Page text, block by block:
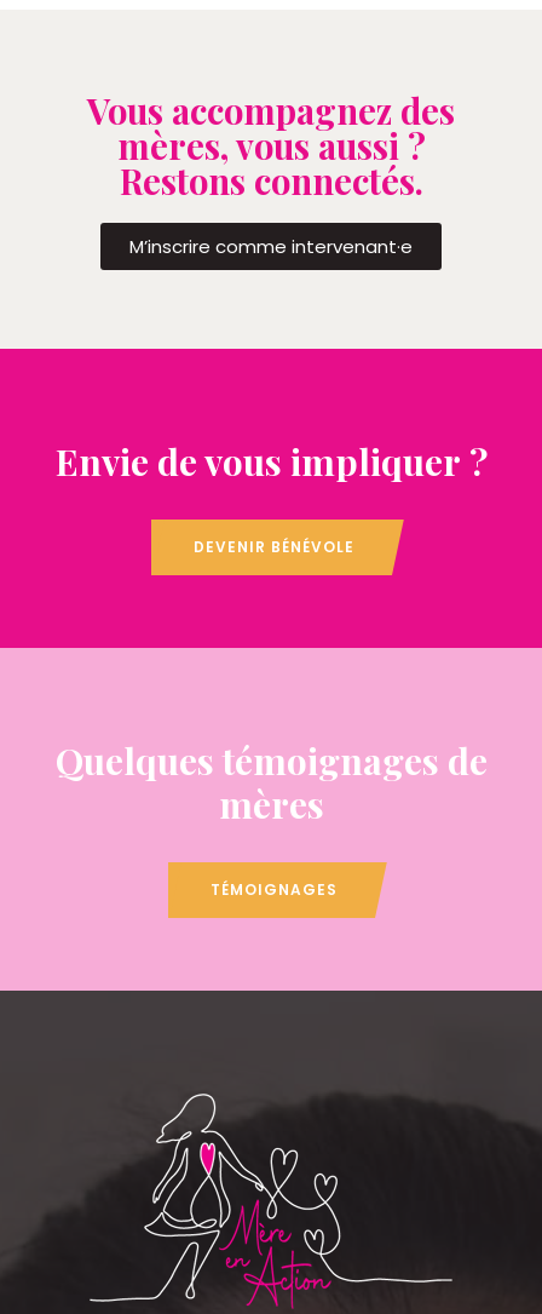
Vous accompagnez des
mères, vous aussi ?
Restons connectés.
M’inscrire comme intervenant·e
Envie de vous impliquer ?
DEVENIR BÉNÉVOLE
Quelques témoignages de
mères
TÉMOIGNAGES